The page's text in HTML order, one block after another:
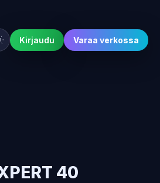
Kirjaudu Varaa verkossa
40